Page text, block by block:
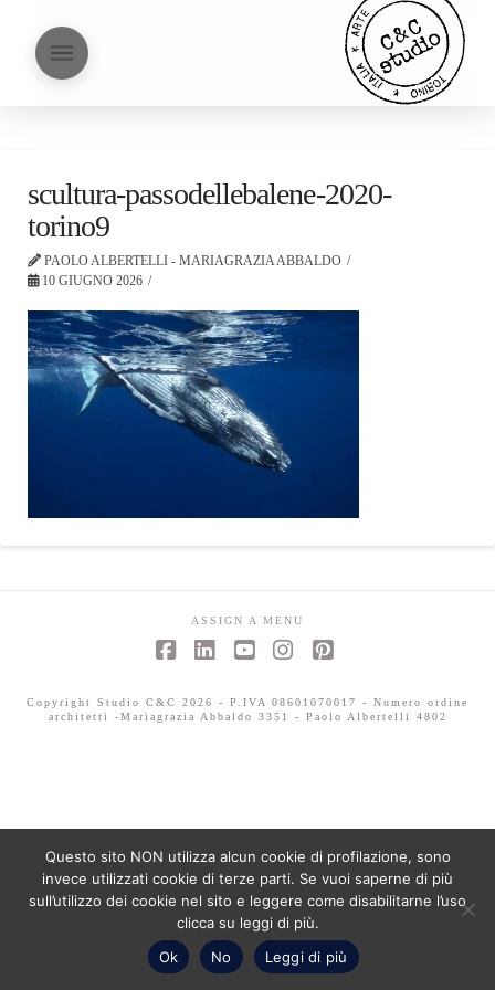
scultura-passodellebalene-2020-
torino9
PAOLO ALBERTELLI - MARIAGRAZIA ABBALDO
10 GIUGNO 2026
ASSIGN A MENU
Copyright Studio C&C 2026 - P.IVA 08601070017 - Numero ordine
architetti -Mariagrazia Abbaldo 3351 - Paolo Albertelli 4802
Questo sito NON utilizza alcun cookie di profilazione, sono
invece utilizzati cookie di terze parti. Se vuoi saperne di più
sull’utilizzo dei cookie nel sito e leggere come disabilitarne l’uso
clicca su leggi di più.
Ok
No Leggi di più